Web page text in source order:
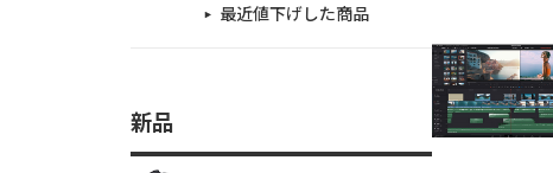
最近値下げした商品
新品